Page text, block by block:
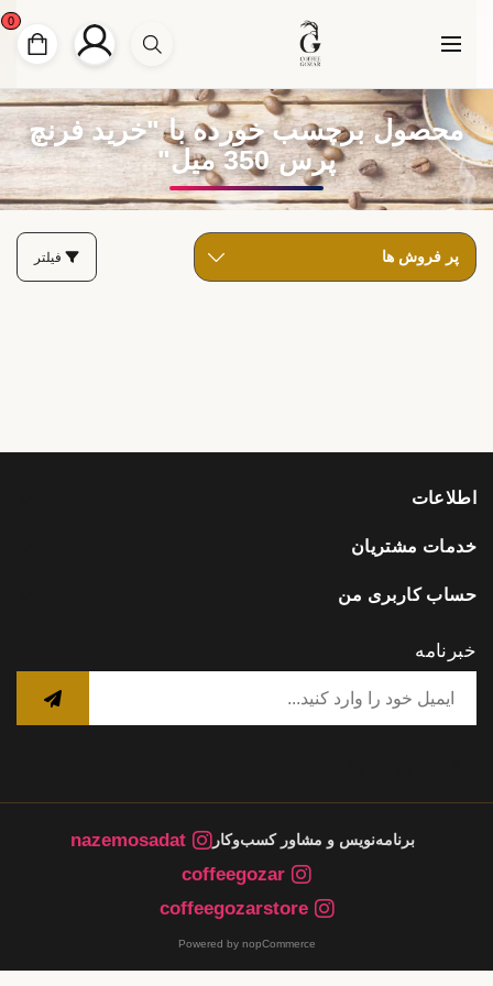
0
محصول برچسب خورده با "خرید فرنچ
پرس 350 میل"
فیلتر
اطلاعات
خدمات مشتریان
حساب کاربری من
خبرنامه
برنامه‌نویس و مشاور کسب‌وکار
nazemosadat
coffeegozar
coffeegozarstore
Powered by nopCommerce